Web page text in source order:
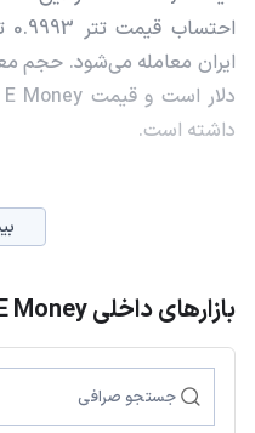
داشته است.
بازارهای داخلی E Money